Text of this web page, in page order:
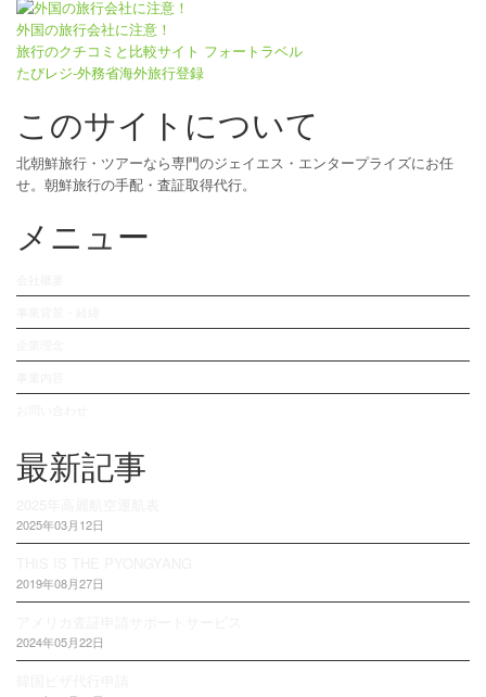
外国の旅行会社に注意！
旅行のクチコミと比較サイト フォートラベル
たびレジ-外務省海外旅行登録
このサイトについて
北朝鮮旅行・ツアーなら専門のジェイエス・エンタープライズにお任
せ。朝鮮旅行の手配・査証取得代行。
メニュー
最新記事
2025年03月12日
2019年08月27日
2024年05月22日